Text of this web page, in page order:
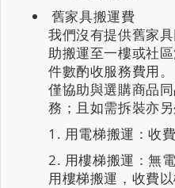
舊家具搬運費
我們沒有提供舊家
助搬運至一樓或社
件數酌收服務費用。
僅協助與選購商品
務；且如需拆裝亦另
用電梯搬運：收
用樓梯搬運：無
用樓梯搬運，收費以